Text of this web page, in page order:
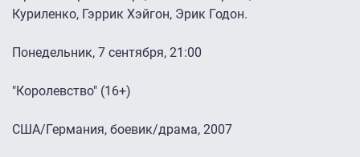
Куриленко, Гэррик Хэйгон, Эрик Годон.
Понедельник, 7 сентября, 21:00
"Королевство" (16+)
США/Германия, боевик/драма, 2007